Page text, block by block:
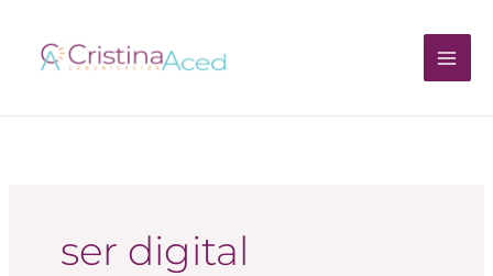
contenido
ser digital